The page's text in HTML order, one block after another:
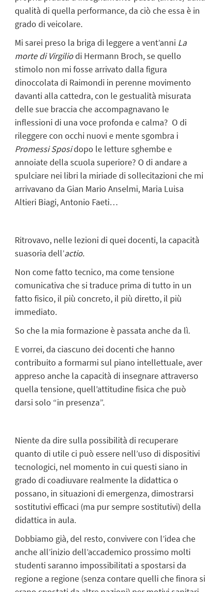
qualità di quella performance, da ciò che essa è in
grado di veicolare.
Mi sarei preso la briga di leggere a vent’anni La
morte di Virgiliodi Hermann Broch, se quello
stimolo non mi fosse arrivato dalla figura
dinoccolata di Raimondi in perenne movimento
davanti alla cattedra, con le gestualità misurata
delle sue braccia che accompagnavano le
inflessioni di una voce profonda e calma? O di
rileggere con occhi nuovi e mente sgombra i
Promessi Sposidopo le letture sghembe e
annoiate della scuola superiore? O di andare a
spulciare nei libri la miriade di sollecitazioni che mi
arrivavano da Gian Mario Anselmi, Maria Luisa
Altieri Biagi, Antonio Faeti…
Ritrovavo, nelle lezioni di quei docenti, la capacità
suasoria dell’actio.
Non come fatto tecnico, ma come tensione
comunicativa che si traduce prima di tutto in un
fatto fisico, il più concreto, il più diretto, il più
immediato.
So che la mia formazione è passata anche da lì.
E vorrei, da ciascuno dei docenti che hanno
contribuito a formarmi sul piano intellettuale, aver
appreso anche la capacità di insegnare attraverso
quella tensione, quell’attitudine fisica che può
darsi solo “in presenza”.
Niente da dire sulla possibilità di recuperare
quanto di utile ci può essere nell’uso di dispositivi
tecnologici, nel momento in cui questi siano in
grado di coadiuvare realmente la didattica o
possano, in situazioni di emergenza, dimostrarsi
sostitutivi efficaci (ma pur sempre sostitutivi) della
didattica in aula.
Dobbiamo già, del resto, convivere con l’idea che
anche all’inizio dell’accademico prossimo molti
studenti saranno impossibilitati a spostarsi da
regione a regione (senza contare quelli che finora si